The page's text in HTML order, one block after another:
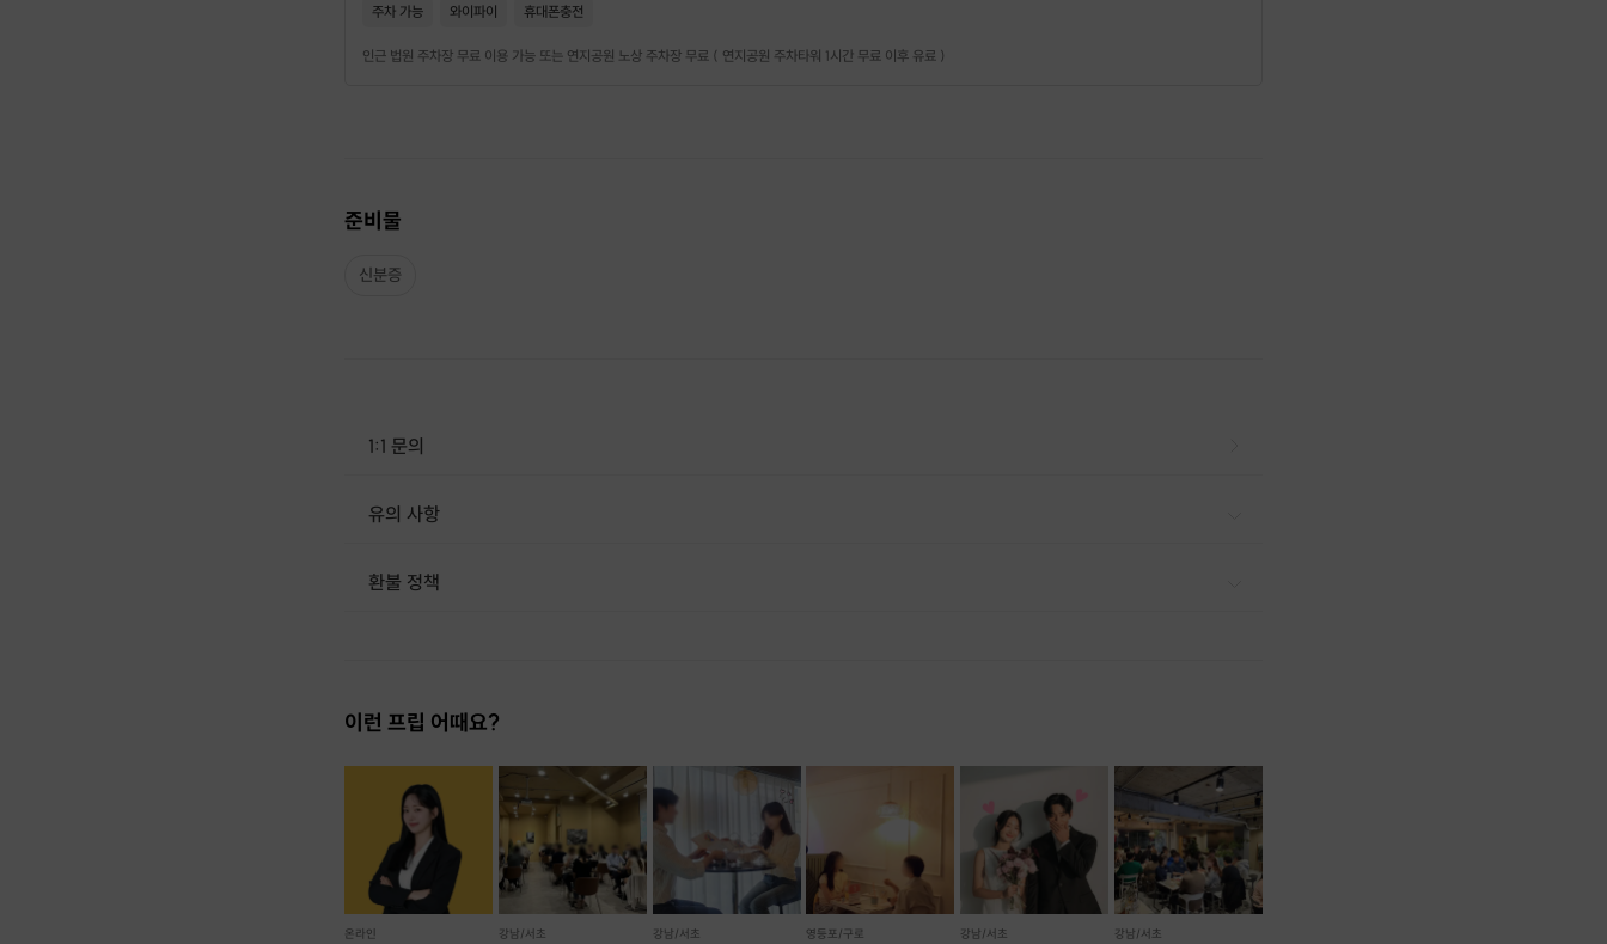
주차 가능 와이파이 휴대폰충전
인근 법원 주차장 무료 이용 가능 또는 연지공원 노상 주차장 무료 ( 연지공원 주차타워 1시간 무료 이후 유료 )
준비물
신분증
1:1 문의
유의 사항
환불 정책
이런 프립 어때요?
온라인 강남/서초 강남/서초 영등포/구로 강남/서초 강남/서초